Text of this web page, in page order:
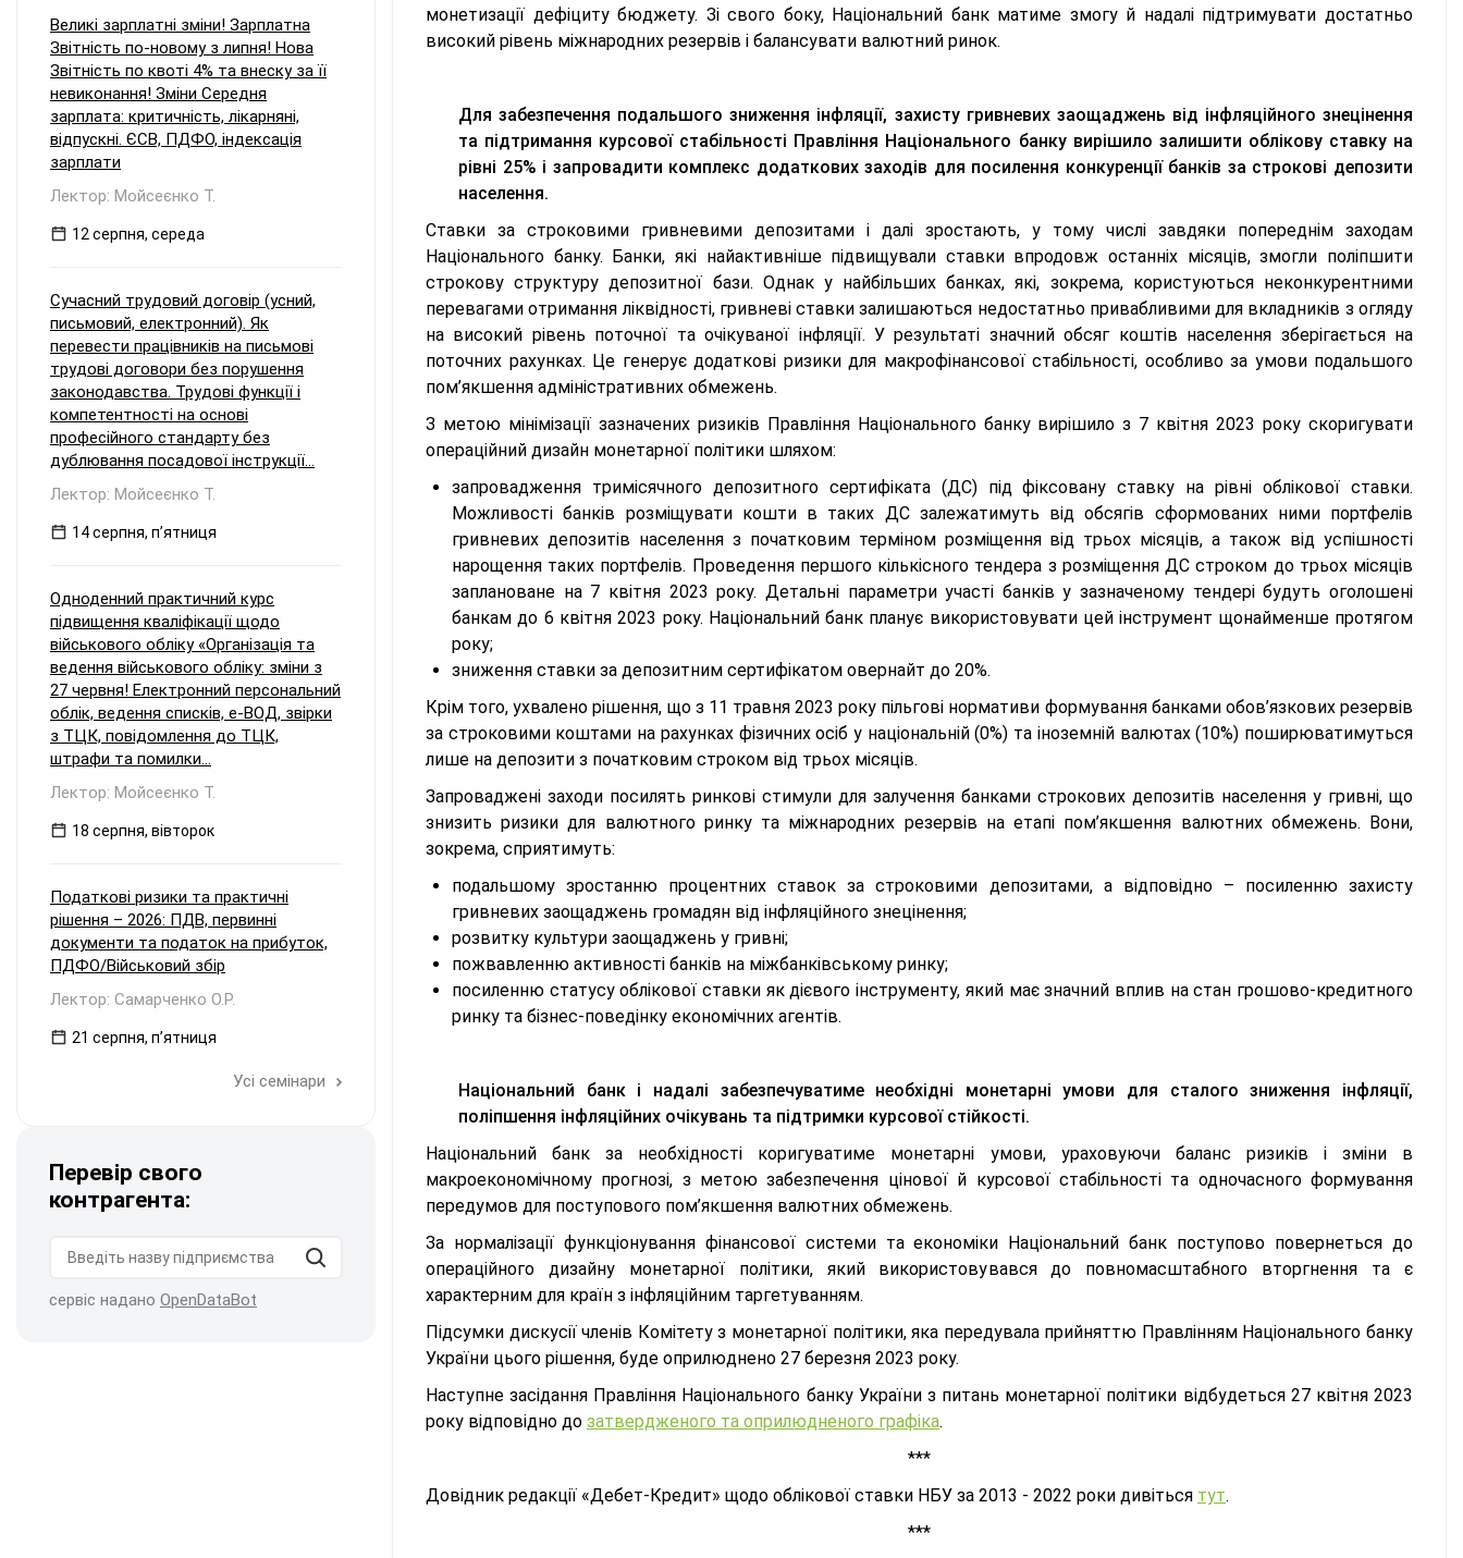
монетизації дефіциту бюджету. Зі свого боку, Національний банк матиме змогу й надалі підтримувати достатньо
високий рівень міжнародних резервів і балансувати валютний ринок.
Для забезпечення подальшого зниження інфляції, захисту гривневих заощаджень від інфляційного знецінення
та підтримання курсової стабільності Правління Національного банку вирішило залишити облікову ставку на
рівні 25% і запровадити комплекс додаткових заходів для посилення конкуренції банків за строкові депозити
населення.
Ставки за строковими гривневими депозитами і далі зростають, у тому числі завдяки попереднім заходам
Національного банку. Банки, які найактивніше підвищували ставки впродовж останніх місяців, змогли поліпшити
строкову структуру депозитної бази. Однак у найбільших банках, які, зокрема, користуються неконкурентними
перевагами отримання ліквідності, гривневі ставки залишаються недостатньо привабливими для вкладників з огляду
на високий рівень поточної та очікуваної інфляції. У результаті значний обсяг коштів населення зберігається на
поточних рахунках. Це генерує додаткові ризики для макрофінансової стабільності, особливо за умови подальшого
пом’якшення адміністративних обмежень.
З метою мінімізації зазначених ризиків Правління Національного банку вирішило з 7 квітня 2023 року скоригувати
операційний дизайн монетарної політики шляхом:
запровадження тримісячного депозитного сертифіката (ДС) під фіксовану ставку на рівні облікової ставки.
Можливості банків розміщувати кошти в таких ДС залежатимуть від обсягів сформованих ними портфелів
гривневих депозитів населення з початковим терміном розміщення від трьох місяців, а також від успішності
нарощення таких портфелів. Проведення першого кількісного тендера з розміщення ДС строком до трьох місяців
заплановане на 7 квітня 2023 року. Детальні параметри участі банків у зазначеному тендері будуть оголошені
банкам до 6 квітня 2023 року. Національний банк планує використовувати цей інструмент щонайменше протягом
року;
зниження ставки за депозитним сертифікатом овернайт до 20%.
Крім того, ухвалено рішення, що з 11 травня 2023 року пільгові нормативи формування банками обов’язкових резервів
за строковими коштами на рахунках фізичних осіб у національній (0%) та іноземній валютах (10%) поширюватимуться
лише на депозити з початковим строком від трьох місяців.
Запроваджені заходи посилять ринкові стимули для залучення банками строкових депозитів населення у гривні, що
знизить ризики для валютного ринку та міжнародних резервів на етапі пом’якшення валютних обмежень. Вони,
зокрема, сприятимуть:
подальшому зростанню процентних ставок за строковими депозитами, а відповідно – посиленню захисту
гривневих заощаджень громадян від інфляційного знецінення;
розвитку культури заощаджень у гривні;
пожвавленню активності банків на міжбанківському ринку;
посиленню статусу облікової ставки як дієвого інструменту, який має значний вплив на стан грошово-кредитного
ринку та бізнес-поведінку економічних агентів.
Національний банк і надалі забезпечуватиме необхідні монетарні умови для сталого зниження інфляції,
поліпшення інфляційних очікувань та підтримки курсової стійкості.
Національний банк за необхідності коригуватиме монетарні умови, ураховуючи баланс ризиків і зміни в
макроекономічному прогнозі, з метою забезпечення цінової й курсової стабільності та одночасного формування
передумов для поступового пом’якшення валютних обмежень.
За нормалізації функціонування фінансової системи та економіки Національний банк поступово повернеться до
операційного дизайну монетарної політики, який використовувався до повномасштабного вторгнення та є
характерним для країн з інфляційним таргетуванням.
Підсумки дискусії членів Комітету з монетарної політики, яка передувала прийняттю Правлінням Національного банку
України цього рішення, буде оприлюднено 27 березня 2023 року.
Наступне засідання Правління Національного банку України з питань монетарної політики відбудеться 27 квітня 2023
року відповідно до затвердженого та оприлюдненого графіка.
***
Довідник редакції «Дебет-Кредит» щодо облікової ставки НБУ за 2013 - 2022 роки дивіться тут.
***
Великі зарплатні зміни! Зарплатна
Звітність по-новому з липня! Нова
Звітність по квоті 4% та внеску за її
невиконання! Зміни Середня
зарплата: критичність, лікарняні,
відпускні. ЄСВ, ПДФО, індексація
зарплати
Лектор: Мойсеєнко Т.
12 серпня, середа
Сучасний трудовий договір (усний,
письмовий, електронний). Як
перевести працівників на письмові
трудові договори без порушення
законодавства. Трудові функції і
компетентності на основі
професійного стандарту без
дублювання посадової інструкції...
Лектор: Мойсеєнко Т.
14 серпня, пʼятниця
Одноденний практичний курс
підвищення кваліфікації щодо
військового обліку «Організація та
ведення військового обліку: зміни з
27 червня! Електронний персональний
облік, ведення списків, е-ВОД, звірки
з ТЦК, повідомлення до ТЦК,
штрафи та помилки...
Лектор: Мойсеєнко Т.
18 серпня, вівторок
Податкові ризики та практичні
рішення – 2026: ПДВ, первинні
документи та податок на прибуток,
ПДФО/Військовий збір
Лектор: Самарченко О.Р.
21 серпня, пʼятниця
Усі семінари
Перевір свого
контрагента:
сервіс надано OpenDataBot